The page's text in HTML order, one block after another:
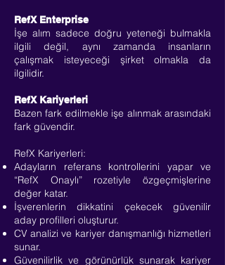
RefX Enterprise
İşe alım sadece doğru yeteneği bulmakla
ilgili değil, aynı zamanda insanların
çalışmak isteyeceği şirket olmakla da
ilgilidir.
RefX Kariyerleri
Bazen fark edilmekle işe alınmak arasındaki
fark güvendir.
RefX Kariyerleri:
Adayların referans kontrollerini yapar ve
“RefX Onaylı” rozetiyle özgeçmişlerine
değer katar.
İşverenlerin dikkatini çekecek güvenilir
aday profilleri oluşturur.
CV analizi ve kariyer danışmanlığı hizmetleri
sunar.
Güvenilirlik ve görünürlük sunarak kariyer